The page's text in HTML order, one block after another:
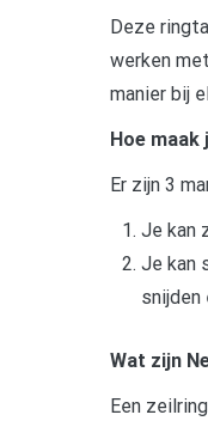
Deze
werken
manier bij
Hoe maak
Er zijn 3
Je kan
Je kan
snijden
Wat zijn
Een